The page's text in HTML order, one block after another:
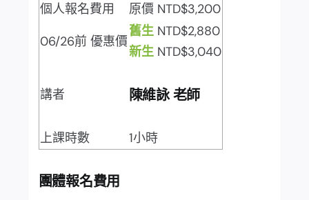
個人報名費用
原價 NTD$3,200
06/26前 優惠價
舊生NTD$2,880
新生NTD$3,040
講者 陳維詠 老師
上課時數 1小時
團體報名費用